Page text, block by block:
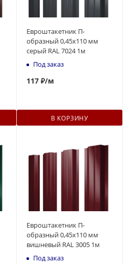
Евроштакетник П-
образный 0,45x110 мм
серый RAL 7024 1м
Под заказ
117 ₽/м
В КОРЗИНУ
Евроштакетник П-
образный 0,45x110 мм
вишневый RAL 3005 1м
Под заказ